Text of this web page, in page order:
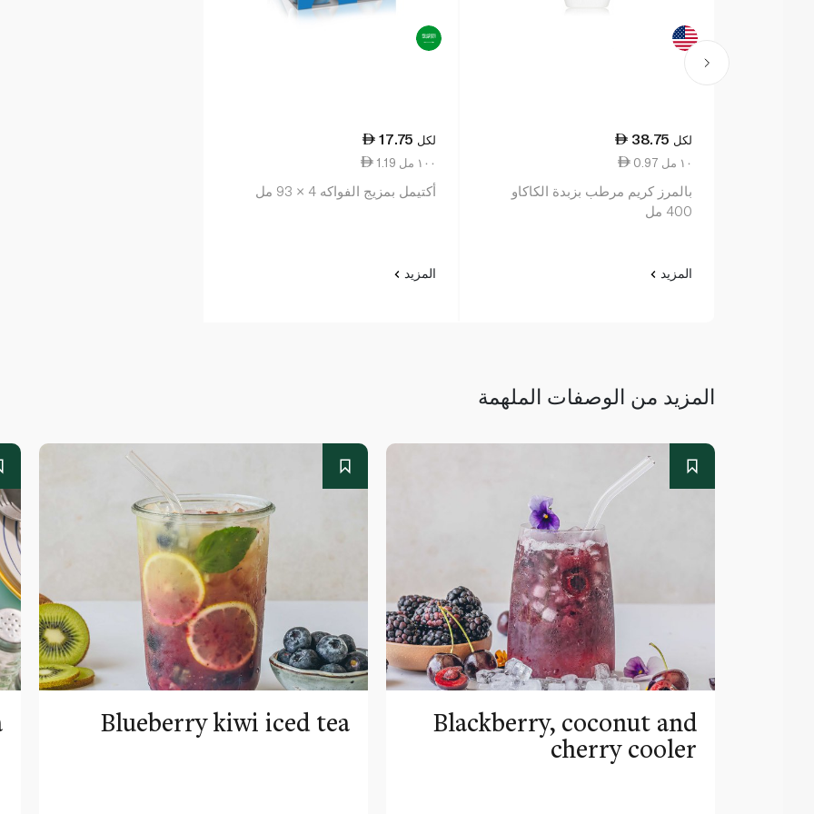
38.75 لكل
0.97 ١٠ مل
بالمرز كريم مرطب بزبدة الكاكاو
400 مل
المزيد
17.75 لكل
1.19 ١٠٠ مل
أكتيمل بمزيج الفواكه 4 × 93 مل
المزيد
المزيد من الوصفات الملهمة
Blueberry kiwi iced tea Blackberry, coconut and
cherry cooler